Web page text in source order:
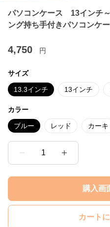
パソコンケース 13インチ
ング持ち手付きパソコンケ
4,750 円
サイズ
13.3インチ 13インチ
カラー
ブルー レッド カーキ
1
購入画
カート